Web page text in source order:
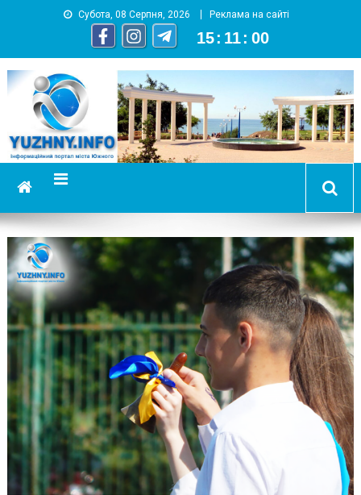
Субота, 08 Серпня, 2026 Реклама на сайті
15 : 11 : 01
YUZHNY.INFO
информационный портал города Южный